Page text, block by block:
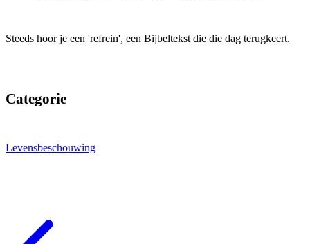
Steeds hoor je een 'refrein', een Bijbeltekst die die dag terugkeert.
Categorie
Levensbeschouwing